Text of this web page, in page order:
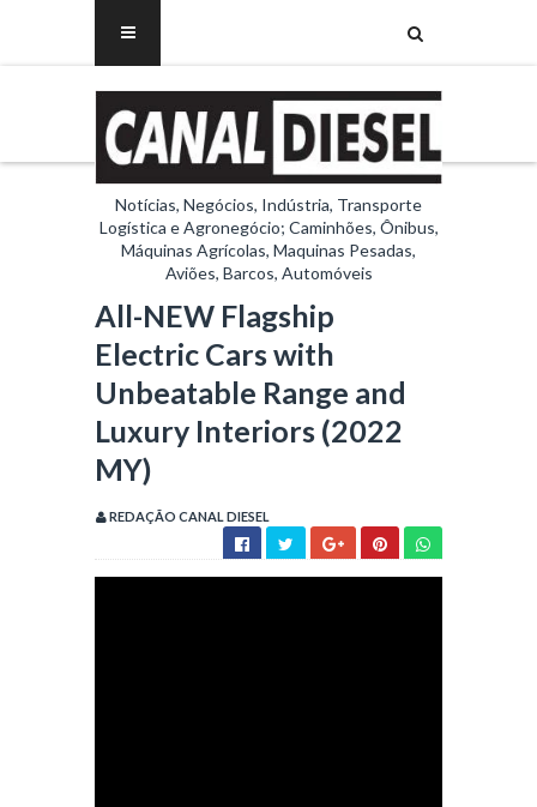
Notícias, Negócios, Indústria, Transporte
Logística e Agronegócio; Caminhões, Ônibus,
Máquinas Agrícolas, Maquinas Pesadas,
Aviões, Barcos, Automóveis
All-NEW Flagship
Electric Cars with
Unbeatable Range and
Luxury Interiors (2022
MY)
REDAÇÃO CANAL DIESEL